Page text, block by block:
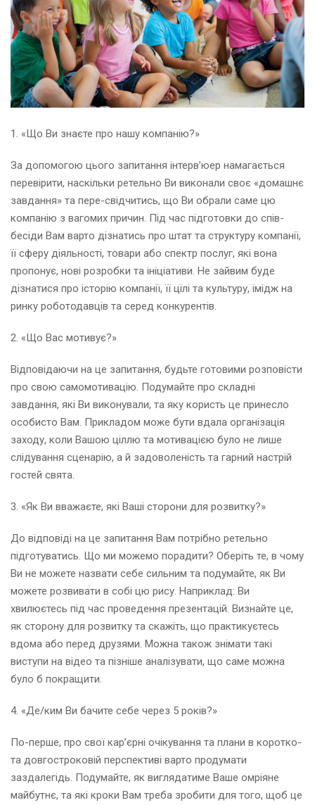
1. «Що Ви знаєте про нашу компанію?»
За допомогою цього запитання інтерв’юер намагається
перевірити, наскільки ретельно Ви виконали своє «домашнє
завдання» та пере-свідчитись, що Ви обрали саме цю
компанію з вагомих причин. Під час підготовки до спів-
бесіди Вам варто дізнатись про штат та структуру компанії,
її сферу діяльності, товари або спектр послуг, які вона
пропонує, нові розробки та ініціативи. Не зайвим буде
дізнатися про історію компанії, її цілі та культуру, імідж на
ринку роботодавців та серед конкурентів.
2. «Що Вас мотивує?»
Відповідаючи на це запитання, будьте готовими розповісти
про свою самомотивацію. Подумайте про складні
завдання, які Ви виконували, та яку користь це принесло
особисто Вам. Прикладом може бути вдала організація
заходу, коли Вашою ціллю та мотивацією було не лише
слідування сценарію, а й задоволеність та гарний настрій
гостей свята.
3. «Як Ви вважаєте, які Ваші сторони для розвитку?»
До відповіді на це запитання Вам потрібно ретельно
підготуватись. Що ми можемо порадити? Оберіть те, в чому
Ви не можете назвати себе сильним та подумайте, як Ви
можете розвивати в собі цю рису. Наприклад: Ви
хвилюєтесь під час проведення презентацій. Визнайте це,
як сторону для розвитку та скажіть, що практикуєтесь
вдома або перед друзями. Можна також знімати такі
виступи на відео та пізніше аналізувати, що саме можна
було б покращити.
4. «Де/ким Ви бачите себе через 5 років?»
По-перше, про свої кар’єрні очікування та плани в коротко-
та довгостроковій перспективі варто продумати
заздалегідь. Подумайте, як виглядатиме Ваше омріяне
майбутнє, та які кроки Вам треба зробити для того, щоб це